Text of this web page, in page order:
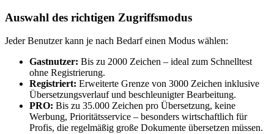
Auswahl des richtigen Zugriffsmodus
Jeder Benutzer kann je nach Bedarf einen Modus wählen:
Gastnutzer: Bis zu 2000 Zeichen – ideal zum Schnelltest
ohne Registrierung.
Registriert: Erweiterte Grenze von 3000 Zeichen inklusive
Übersetzungsverlauf und beschleunigter Bearbeitung.
PRO: Bis zu 35.000 Zeichen pro Übersetzung, keine
Werbung, Prioritätsservice – besonders wirtschaftlich für
Profis, die regelmäßig große Dokumente übersetzen müssen.